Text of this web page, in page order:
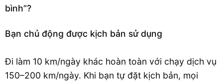
bình”?
Bạn chủ động được kịch bản sử dụng
Đi làm 10 km/ngày khác hoàn toàn với chạy dịch vụ
150–200 km/ngày. Khi bạn tự đặt kịch bản, mọi